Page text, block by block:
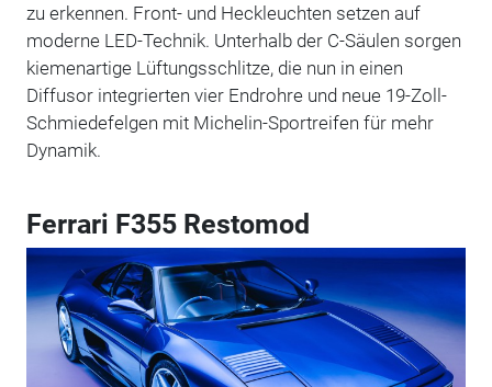
zu erkennen. Front- und Heckleuchten setzen auf
moderne LED-Technik. Unterhalb der C-Säulen sorgen
kiemenartige Lüftungsschlitze, die nun in einen
Diffusor integrierten vier Endrohre und neue 19-Zoll-
Schmiedefelgen mit Michelin-Sportreifen für mehr
Dynamik.
Ferrari F355 Restomod